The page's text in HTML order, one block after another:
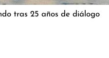
tras 25 años de diálogo